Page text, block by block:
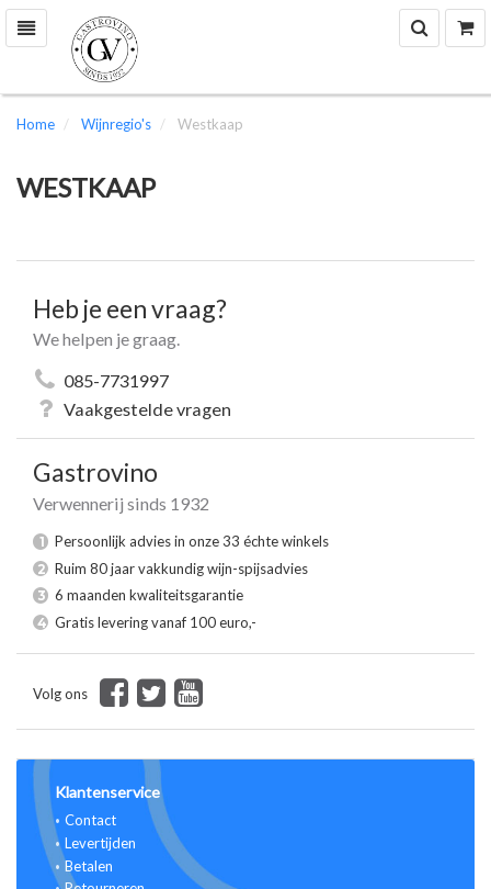
Toggle
navigation
Zoek
Home Wijnregio's Westkaap
WESTKAAP
Heb je een vraag?
We helpen je graag.
085-7731997
Vaakgestelde vragen
Gastrovino
Verwennerij sinds 1932
1 Persoonlijk advies in onze 33 échte winkels
2 Ruim 80 jaar vakkundig wijn-spijsadvies
3 6 maanden kwaliteitsgarantie
4 Gratis levering vanaf 100 euro,-
Volg ons
Klantenservice
Contact
Levertijden
Betalen